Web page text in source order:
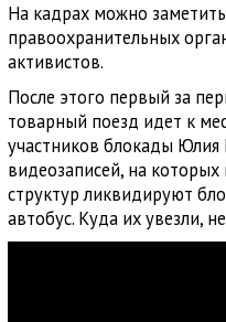
На кадрах можно
правоохранительных
активистов.
После этого первый за
товарный поезд идет к
участников блокады Юлия
видеозаписей, на
структур ликвидируют
автобус. Куда их увезли,